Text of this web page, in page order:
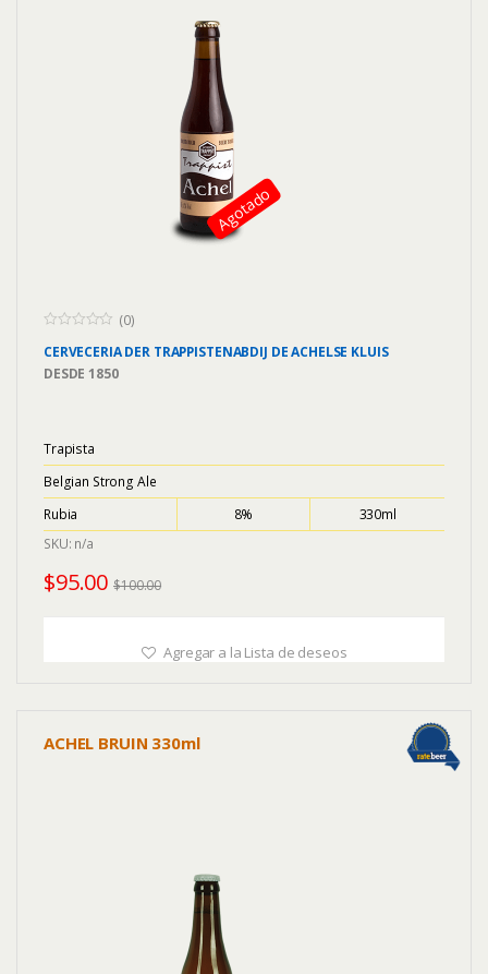
Agotado
o
t
(0)
CERVECERIA DER TRAPPISTENABDIJ DE ACHELSE KLUIS
DESDE 1850
Trapista
Belgian Strong Ale
Rubia
8%
330ml
SKU: n/a
$95.00 $100.00
Agregar a la Lista de deseos
ACHEL BRUIN 330ml